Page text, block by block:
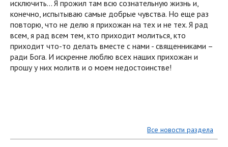
исключить… Я прожил там всю сознательную жизнь и,
конечно, испытываю самые добрые чувства. Но еще раз
повторю, что не делю я прихожан на тех и не тех. Я рад
всем, я рад всем тем, кто приходит молиться, кто
приходит что-то делать вместе с нами - священниками –
ради Бога. И искренне люблю всех наших прихожан и
прошу у них молитв и о моем недостоинстве!
Все новости раздела